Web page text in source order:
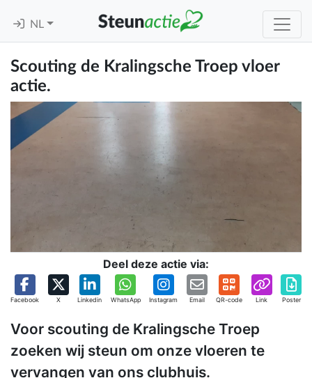
NL
Scouting de Kralingsche Troep vloer
actie.
Deel deze actie via:
Facebook X Linkedin WhatsApp Instagram Email QR-code Link Poster
Voor scouting de Kralingsche Troep
zoeken wij steun om onze vloeren te
vervangen van ons clubhuis.